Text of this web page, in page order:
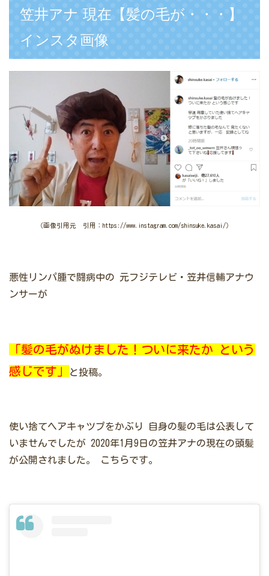
笠井アナ 現在【髪の毛が・・・】
インスタ画像
（画像引用元 引用：https://www.instagram.com/shinsuke.kasai/）
悪性リンパ腫で闘病中の 元フジテレビ・笠井信輔アナウ
ンサーが
「髪の毛がぬけました！ついに来たか という
感じです」
と投稿。
使い捨てヘアキャツプをかぶり
自身の髪の毛は公表して
いませんでしたが 2020年1月9日の笠井アナの現在の頭髪
が公開されました。
こちらです。